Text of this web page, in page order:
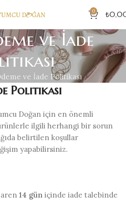
0 ₺
ve İade
ve İade Politikası
Politikası
Doğan için en önemli
ilgili herhangi bir sorun
belirtilen koşullar
yapabilirsiniz.
14 gün içinde iade talebinde